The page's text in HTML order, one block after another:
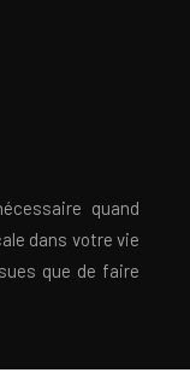
quand
dans votre vie
que de faire